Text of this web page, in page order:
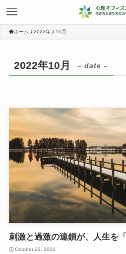
ホーム 2022年 10月
2022年10月 – date –
刺激と過激の連鎖が、人生を
October 22, 2022